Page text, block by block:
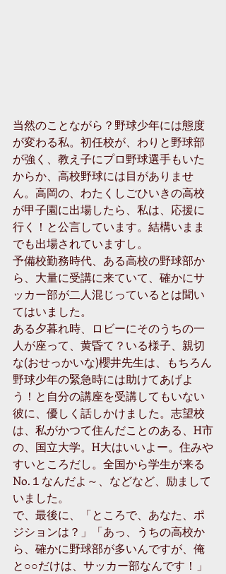
当然のことながら？野球少年には態度
が変わる私。初任校が、わりと野球部
が強く、教え子にプロ野球選手もいた
からか、高校野球には目がありませ
ん。高岡の、わたくしごひいきの高校
が甲子園に出場したら、私は、応援に
行く！と公言しています。結構いまま
でも出場されていますし。
予備校勤務時代、ある高校の野球部か
ら、大量に受講に来ていて、確かにサ
ッカー部が二人混じっているとは聞い
てはいました。
ある夕暮れ時、ロビーにそのうちの一
人が座って、黄昏て？いる様子、親切
な(おせっかいな)櫻井先生は、もちろん
野球少年の緊急時には助けてあげよ
う！と自分の講座を受講してもいない
彼に、優しく話しかけました。志望校
は、私がかつて住んだことのある、H市
の、国立大学。H大はいいよー。住みや
すいところだし。全国から学生が来る
No.１なんだよ～、などなど、励まして
いました。
で、最後に、「ところで、あなた、ポ
ジションは？」「あっ、うちの高校か
ら、確かに野球部が多いんですが、俺
と○○だけは、サッカー部なんです！」